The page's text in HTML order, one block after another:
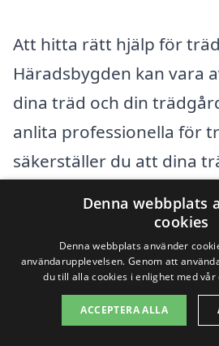
Att hitta rätt hjälp för
Häradsbygden kan vara
dina träd och din
anlita professionella för
säkerställer du att dina
hälsa. Om du letar efter
viktigt att veta att det
närheten av
hitta kompetenta
Denna webbplats
cookies
Denna webbplats använder
användarupplevelsen. Genom att
du till alla cookies i enlighet med vår
ACCEPTERA ALLA